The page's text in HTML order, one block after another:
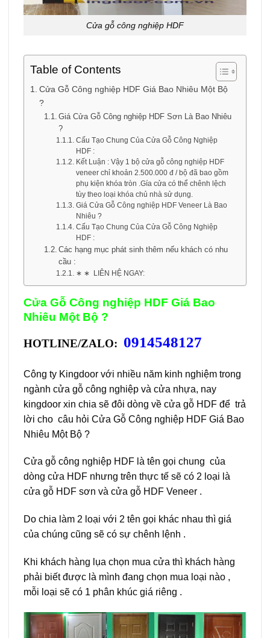
Cửa gỗ công nghiệp HDF
Table of Contents
Cửa Gỗ Công nghiệp HDF Giá Bao Nhiêu Một Bộ
?
Giá Cửa Gỗ Công nghiệp HDF Sơn Là Bao Nhiêu
?
Cấu Tạo Chung Của Cửa Gỗ Công Nghiệp
HDF :
Kết Luận : Vậy 1 bộ cửa gỗ công nghiệp HDF
veneer chỉ khoản 2.500.000 đ / bộ đã bao gồm
phụ kiện khóa tròn .Gía cửa có thể chênh lệch
tùy theo loại khóa chủ nhà sử dụng.
Giá Cửa Gỗ Công nghiệp HDF Veneer Là Bao
Nhiêu ?
Cấu Tạo Chung Của Cửa Gỗ Công Nghiệp
HDF :
Các hạng mục phát sinh thêm nếu khách có nhu
cầu :
∗ ∗ LIÊN HỆ NGAY:
Cửa Gỗ Công nghiệp HDF Giá Bao
Nhiêu Một Bộ ?
HOTLINE/ZALO: 0914548127
Công ty Kingdoor với nhiều năm kinh nghiệm trong
ngành cửa gỗ công nghiệp và cửa nhựa, nay
kingdoor xin chia sẽ đôi dòng về cửa gỗ HDF để trả
lời cho câu hỏi Cửa Gỗ Công nghiệp HDF Giá Bao
Nhiêu Một Bộ ?
Cửa gỗ công nghiệp HDF là tên gọi chung của
dòng cửa HDF nhưng trên thực tế sẽ có 2 loại là
cửa gỗ HDF sơn và cửa gỗ HDF Veneer .
Do chia làm 2 loại với 2 tên gọi khác nhau thì giá
của chúng cũng sẽ có sự chênh lệnh .
Khi khách hàng lụa chọn mua cửa thì khách hàng
phải biết được là mình đang chọn mua loại nào ,
mỗi loại sẽ có 1 phân khúc giá riêng .